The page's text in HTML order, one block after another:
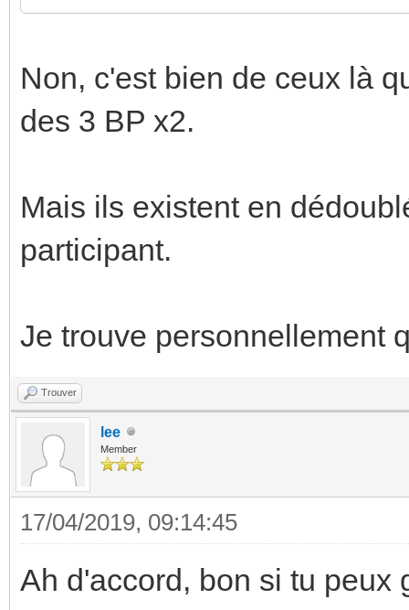
Non, c'est bien de ceux là
des 3 BP x2.
Mais ils existent en
participant.
Je trouve personnellement
Trouver
lee
Member
17/04/2019, 09:14:45
Ah d'accord, bon si tu peux